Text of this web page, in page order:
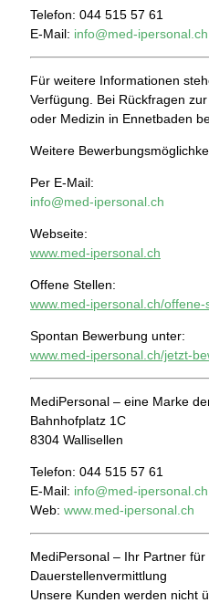
Telefon: 044 515 57 61
E-Mail: info@med-ipersonal.ch
Für weitere Informationen
Verfügung. Bei Rückfragen
oder Medizin in Ennetbaden
Weitere
Per E-Mail:
info@med-ipersonal.ch
Webseite:
www.med-ipersonal.ch
Offene Stellen:
www.med-ipersonal.ch/offene-
Spontan Bewerbung unter:
www.med-ipersonal.ch/jetzt-
MediPersonal – eine Marke
Bahnhofplatz 1C
8304 Wallisellen
Telefon: 044 515 57 61
E-Mail: info@med-ipersonal.ch
Web: www.med-ipersonal.ch
MediPersonal – Ihr Partner für
Dauerstellenvermittlung
Unsere Kunden werden nicht